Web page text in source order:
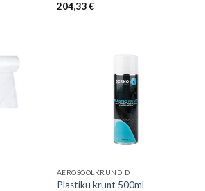
204,33€
AEROSOOLKRUNDID
Plastiku krunt 500ml